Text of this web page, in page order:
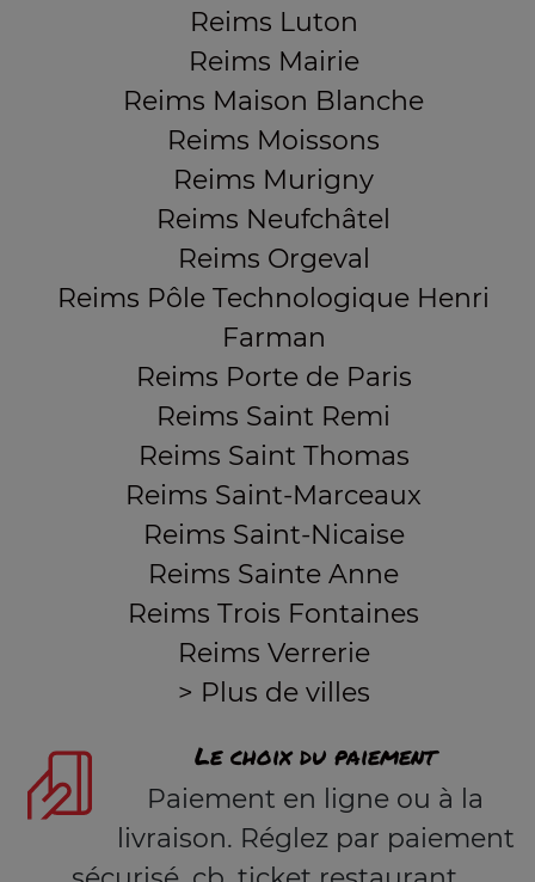
Reims Luton
Reims Mairie
Reims Maison Blanche
Reims Moissons
Reims Murigny
Reims Neufchâtel
Reims Orgeval
Reims Pôle Technologique Henri
Farman
Reims Porte de Paris
Reims Saint Remi
Reims Saint Thomas
Reims Saint-Marceaux
Reims Saint-Nicaise
Reims Sainte Anne
Reims Trois Fontaines
Reims Verrerie
> Plus de villes
Le choix du paiement
Paiement en ligne ou à la
livraison. Réglez par paiement